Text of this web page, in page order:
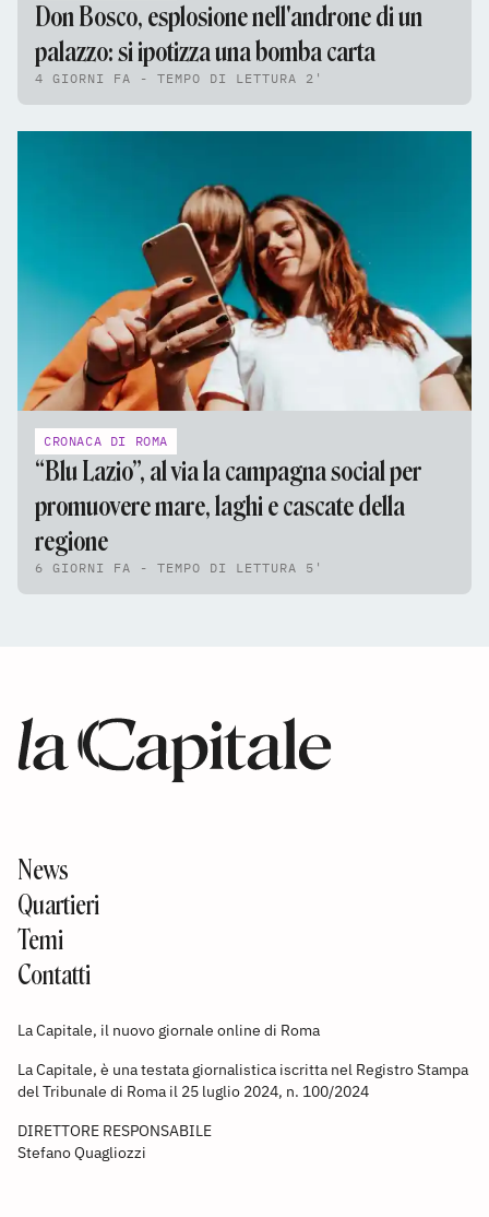
Don Bosco, esplosione nell'androne di un
palazzo: si ipotizza una bomba carta
4 GIORNI FA - TEMPO DI LETTURA 2'
CRONACA DI ROMA
“Blu Lazio”, al via la campagna social per
promuovere mare, laghi e cascate della
regione
6 GIORNI FA - TEMPO DI LETTURA 5'
News
Quartieri
Temi
Contatti
La Capitale, il nuovo giornale online di Roma
La Capitale, è una testata giornalistica iscritta nel Registro Stampa
del Tribunale di Roma il 25 luglio 2024, n. 100/2024
DIRETTORE RESPONSABILE
Stefano Quagliozzi